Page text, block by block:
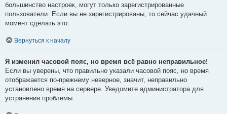
большинство настроек, могут только зарегистрированные
пользователи. Если вы не зарегистрированы, то сейчас удачный
момент сделать это.
Вернуться к началу
Я изменил часовой пояс, но время всё равно неправильное!
Если вы уверены, что правильно указали часовой пояс, но время
отображается по-прежнему неверное, значит, неправильно
установлено время на сервере. Уведомите администратора для
устранения проблемы.